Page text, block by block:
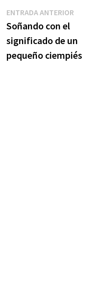
Navegación
de
entradas
ENTRADA ANTERIOREntrada
Soñando con el
significado de un
pequeño ciempiés